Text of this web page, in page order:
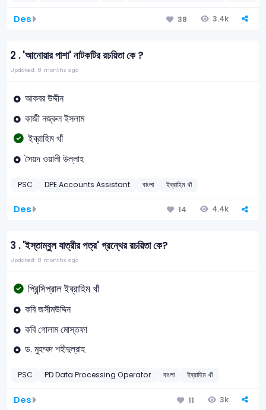
Des 38 3.4k
2 .'আনোয়ার পাশা' নাটকটির রচয়িতা কে ?
Updated: 8 months ago
আকবর উদ্দীন
কাজী নজ্রুল ইসলাম
ইব্রাহিম খাঁ
সৈয়দ ওয়ালী উল্লাহ
PSC DPE Accounts Assistant বাংলা ইব্রাহিম খাঁ
Des 14 4.4k
3 .'ইস্তাম্বুল যাত্রীর পত্র' গ্রন্থের রচয়িতা কে?
Updated: 8 months ago
প্রিন্সিপ্রাল ইব্রাহিম খাঁ
কবি জসীমউদ্দিন
কবি গোলাম মোস্তফা
ড. মুহম্মদ শহীদুল্রাহ
PSC PD Data Processing Operator বাংলা ইব্রাহিম খাঁ
Des 11 3k